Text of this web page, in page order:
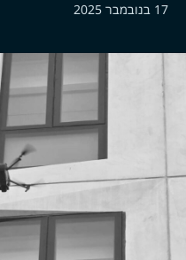
17 בנובמבר 2025